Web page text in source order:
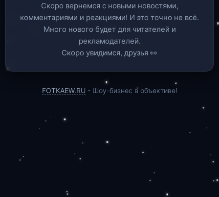
Скоро вернемся c новыми новостями,
комментариями и реакциями! И это точно не всё.
Много нового будет для читателей и
рекламодателей.
Скоро увидимся, друзья 👀
FOTKAEW.RU - Шоу-бизнес в объективе!